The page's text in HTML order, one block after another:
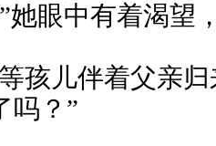
她眼中有着渴望
孩儿伴着父亲
吗？”